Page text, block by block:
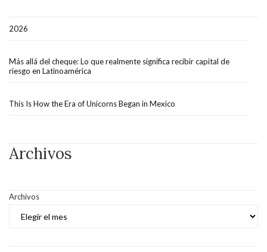
2026
Más allá del cheque: Lo que realmente significa recibir capital de
riesgo en Latinoamérica
This Is How the Era of Unicorns Began in Mexico
Archivos
Archivos